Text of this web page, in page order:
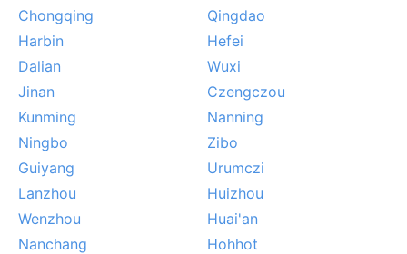
Chongqing
Qingdao
Harbin
Hefei
Dalian
Wuxi
Jinan
Czengczou
Kunming
Nanning
Ningbo
Zibo
Guiyang
Urumczi
Lanzhou
Huizhou
Wenzhou
Huai'an
Nanchang
Hohhot